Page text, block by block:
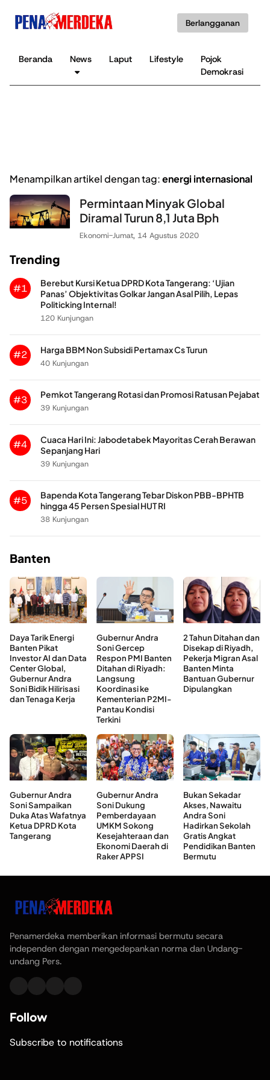
Berlangganan
Beranda News Laput Lifestyle
Pojok
Demokrasi
Menampilkan artikel dengan tag:energi internasional
Permintaan Minyak Global
Diramal Turun 8,1 Juta Bph
Ekonomi-Jumat, 14 Agustus 2020
Trending
#1
Berebut Kursi Ketua DPRD Kota Tangerang: ‘Ujian
Panas’ Objektivitas Golkar Jangan Asal Pilih, Lepas
Politicking Internal!
120 Kunjungan
#2
Harga BBM Non Subsidi Pertamax Cs Turun
40 Kunjungan
#3
Pemkot Tangerang Rotasi dan Promosi Ratusan Pejabat
39 Kunjungan
#4
Cuaca Hari Ini: Jabodetabek Mayoritas Cerah Berawan
Sepanjang Hari
39 Kunjungan
#5
Bapenda Kota Tangerang Tebar Diskon PBB-BPHTB
hingga 45 Persen Spesial HUT RI
38 Kunjungan
Banten
Daya Tarik Energi
Banten Pikat
Investor AI dan Data
Center Global,
Gubernur Andra
Soni Bidik Hilirisasi
dan Tenaga Kerja
Gubernur Andra
Soni Gercep
Respon PMI Banten
Ditahan di Riyadh:
Langsung
Koordinasi ke
Kementerian P2MI-
Pantau Kondisi
Terkini
2 Tahun Ditahan dan
Disekap di Riyadh,
Pekerja Migran Asal
Banten Minta
Bantuan Gubernur
Dipulangkan
Gubernur Andra
Soni Sampaikan
Duka Atas Wafatnya
Ketua DPRD Kota
Tangerang
Gubernur Andra
Soni Dukung
Pemberdayaan
UMKM Sokong
Kesejahteraan dan
Ekonomi Daerah di
Raker APPSI
Bukan Sekadar
Akses, Nawaitu
Andra Soni
Hadirkan Sekolah
Gratis Angkat
Pendidikan Banten
Bermutu
Penamerdeka memberikan informasi bermutu secara
independen dengan mengedepankan norma dan Undang-
undang Pers.
Follow
Subscribe to notifications